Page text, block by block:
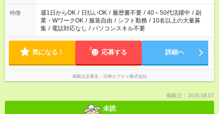
特徴 週1日からOK / 日払いOK / 履歴書不要 / 40～50代活躍中 / 副
業・WワークOK / 服装自由 / シフト勤務 / 10名以上の大量募
集 / 電話対応なし / パソコンスキル不要
気になる！ 応募する 詳細へ
掲載元企業名 日伸セフティ株式会社
掲載日：2026.08.07
未読